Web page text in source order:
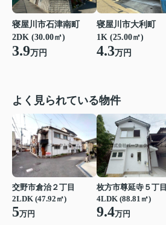
寝屋川市石津南町
2DK (30.00㎡)
3.9万円
寝屋川市大利町
1K (25.00㎡)
4.3万円
よく見られている物件
交野市倉治２丁目
2LDK (47.92㎡)
5万円
枚方市尊延寺５丁目
4LDK (88.81㎡)
9.4万円